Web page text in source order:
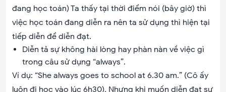
đang học toán) Ta thấy tại thời điểm nói (bây giờ) thì
việc học toán đang diễn ra nên ta sử dụng thì hiện tại
tiếp diễn để diễn đạt.
Diễn tả sự không hài lòng hay phàn nàn về việc gì
trong câu sử dụng “always”.
Ví dụ: “She always goes to school at 6.30 am.” (Cô ấy
luôn đi học vào lúc 6h30). Nhưng khi muốn diễn đạt sự